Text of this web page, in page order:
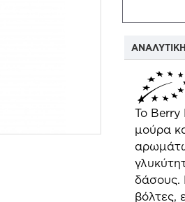
Το Berry
μούρα
δάσους.
βόλτες,